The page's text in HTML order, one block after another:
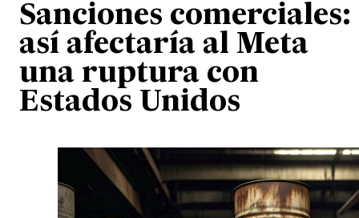
Sanciones comerciales:
así afectaría al Meta
una ruptura con
Estados Unidos